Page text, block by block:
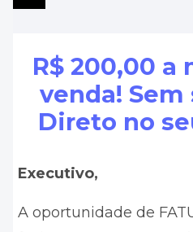
R$ 200,00 a
venda! Sem
Direto no
Executivo,
A oportunidade de